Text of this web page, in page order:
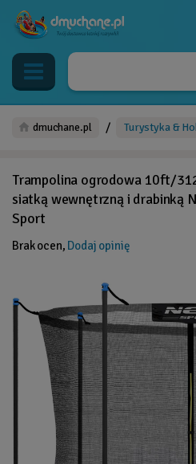
dmuchane.pl / Turystyka &
Trampolina ogrodowa 10ft/
siatką wewnętrzną i drabinką
Sport
Brak ocen, Dodaj opinię